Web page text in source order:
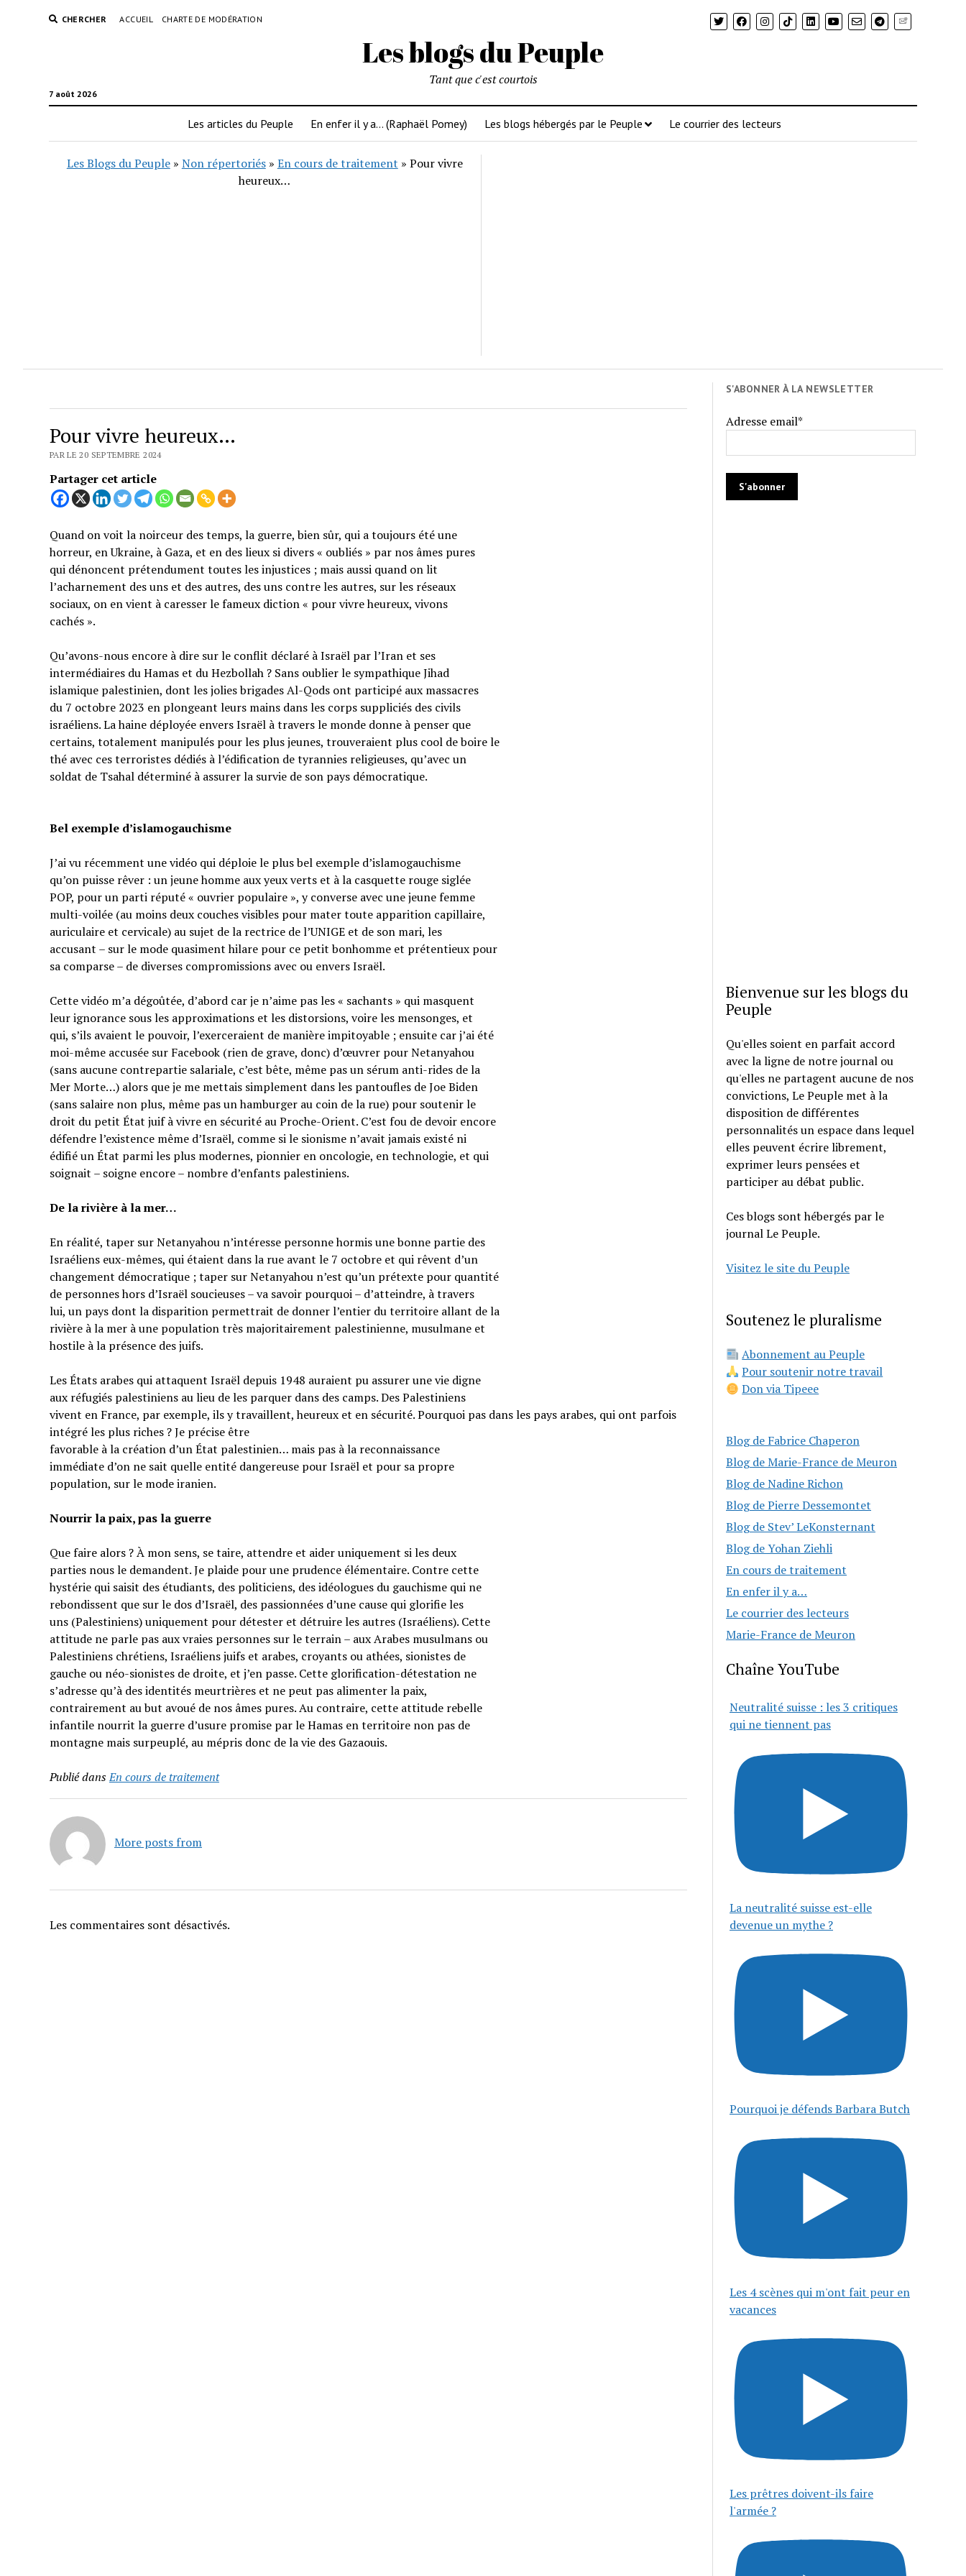
CHERCHER ACCUEIL CHARTE DE MODÉRATION Newsletter
Les blogs du Peuple
7 août 2026
Tant que c'est courtois
Les articles du Peuple En enfer il y a… (Raphaël Pomey) Les blogs hébergés par le Peuple Le courrier des lecteurs
Les Blogs du Peuple» Non répertoriés» En cours de traitement » Pour vivre
heureux…
Pour vivre heureux…
PAR LE 20 SEPTEMBRE 2024
Partager cet article
Quand on voit la noirceur des temps, la guerre, bien sûr, qui a toujours été une
horreur, en Ukraine, à Gaza, et en des lieux si divers « oubliés » par nos âmes pures
qui dénoncent prétendument toutes les injustices ; mais aussi quand on lit
l’acharnement des uns et des autres, des uns contre les autres, sur les réseaux
sociaux, on en vient à caresser le fameux diction « pour vivre heureux, vivons
cachés ».
Qu’avons-nous encore à dire sur le conflit déclaré à Israël par l’Iran et ses
intermédiaires du Hamas et du Hezbollah ? Sans oublier le sympathique Jihad
islamique palestinien, dont les jolies brigades Al-Qods ont participé aux massacres
du 7 octobre 2023 en plongeant leurs mains dans les corps suppliciés des civils
israéliens. La haine déployée envers Israël à travers le monde donne à penser que
certains, totalement manipulés pour les plus jeunes, trouveraient plus cool de boire le
thé avec ces terroristes dédiés à l’édification de tyrannies religieuses, qu’avec un
soldat de Tsahal déterminé à assurer la survie de son pays démocratique.
Bel exemple d’islamogauchisme
J’ai vu récemment une vidéo qui déploie le plus bel exemple d’islamogauchisme
qu’on puisse rêver : un jeune homme aux yeux verts et à la casquette rouge siglée
POP, pour un parti réputé « ouvrier populaire », y converse avec une jeune femme
multi-voilée (au moins deux couches visibles pour mater toute apparition capillaire,
auriculaire et cervicale) au sujet de la rectrice de l’UNIGE et de son mari, les
accusant – sur le mode quasiment hilare pour ce petit bonhomme et prétentieux pour
sa comparse – de diverses compromissions avec ou envers Israël.
Cette vidéo m’a dégoûtée, d’abord car je n’aime pas les « sachants » qui masquent
leur ignorance sous les approximations et les distorsions, voire les mensonges, et
qui, s’ils avaient le pouvoir, l’exerceraient de manière impitoyable ; ensuite car j’ai été
moi-même accusée sur Facebook (rien de grave, donc) d’œuvrer pour Netanyahou
(sans aucune contrepartie salariale, c’est bête, même pas un sérum anti-rides de la
Mer Morte…) alors que je me mettais simplement dans les pantoufles de Joe Biden
(sans salaire non plus, même pas un hamburger au coin de la rue) pour soutenir le
droit du petit État juif à vivre en sécurité au Proche-Orient. C’est fou de devoir encore
défendre l’existence même d’Israël, comme si le sionisme n’avait jamais existé ni
édifié un État parmi les plus modernes, pionnier en oncologie, en technologie, et qui
soignait – soigne encore – nombre d’enfants palestiniens.
De la rivière à la mer…
En réalité, taper sur Netanyahou n’intéresse personne hormis une bonne partie des
Israéliens eux-mêmes, qui étaient dans la rue avant le 7 octobre et qui rêvent d’un
changement démocratique ; taper sur Netanyahou n’est qu’un prétexte pour quantité
de personnes hors d’Israël soucieuses – va savoir pourquoi – d’atteindre, à travers
lui, un pays dont la disparition permettrait de donner l’entier du territoire allant de la
rivière à la mer à une population très majoritairement palestinienne, musulmane et
hostile à la présence des juifs.
Les États arabes qui attaquent Israël depuis 1948 auraient pu assurer une vie digne
aux réfugiés palestiniens au lieu de les parquer dans des camps. Des Palestiniens
vivent en France, par exemple, ils y travaillent, heureux et en sécurité. Pourquoi pas dans les pays arabes, qui ont parfois
intégré les plus riches ? Je précise être
favorable à la création d’un État palestinien… mais pas à la reconnaissance
immédiate d’on ne sait quelle entité dangereuse pour Israël et pour sa propre
population, sur le mode iranien.
Nourrir la paix, pas la guerre
Que faire alors ? À mon sens, se taire, attendre et aider uniquement si les deux
parties nous le demandent. Je plaide pour une prudence élémentaire. Contre cette
hystérie qui saisit des étudiants, des politiciens, des idéologues du gauchisme qui ne
rebondissent que sur le dos d’Israël, des passionnées d’une cause qui glorifie les
uns (Palestiniens) uniquement pour détester et détruire les autres (Israéliens). Cette
attitude ne parle pas aux vraies personnes sur le terrain – aux Arabes musulmans ou
Palestiniens chrétiens, Israéliens juifs et arabes, croyants ou athées, sionistes de
gauche ou néo-sionistes de droite, et j’en passe. Cette glorification-détestation ne
s’adresse qu’à des identités meurtrières et ne peut pas alimenter la paix,
contrairement au but avoué de nos âmes pures. Au contraire, cette attitude rebelle
infantile nourrit la guerre d’usure promise par le Hamas en territoire non pas de
montagne mais surpeuplé, au mépris donc de la vie des Gazaouis.
Publié dansEn cours de traitement
More posts from
Les commentaires sont désactivés.
S'ABONNER À LA NEWSLETTER
Adresse email*
Bienvenue sur les blogs du
Peuple
Qu'elles soient en parfait accord
avec la ligne de notre journal ou
qu'elles ne partagent aucune de nos
convictions, Le Peuple met à la
disposition de différentes
personnalités un espace dans lequel
elles peuvent écrire librement,
exprimer leurs pensées et
participer au débat public.
Ces blogs sont hébergés par le
journal Le Peuple.
Visitez le site du Peuple
Soutenez le pluralisme
Abonnement au Peuple
Pour soutenir notre travail
Don via Tipeee
Blog de Fabrice Chaperon
Blog de Marie-France de Meuron
Blog de Nadine Richon
Blog de Pierre Dessemontet
Blog de Stev’ LeKonsternant
Blog de Yohan Ziehli
En cours de traitement
En enfer il y a…
Le courrier des lecteurs
Marie-France de Meuron
Chaîne YouTube
Neutralité suisse : les 3 critiques
qui ne tiennent pas
La neutralité suisse est-elle
devenue un mythe ?
Pourquoi je défends Barbara Butch
Les 4 scènes qui m'ont fait peur en
vacances
Les prêtres doivent-ils faire
l'armée ?